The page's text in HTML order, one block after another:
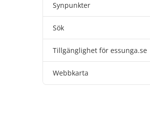
Synpunkter
Sök
Tillgänglighet för essunga.se
Webbkarta